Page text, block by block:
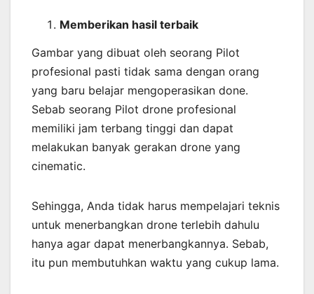
Memberikan hasil terbaik
Gambar yang dibuat oleh seorang Pilot
profesional pasti tidak sama dengan orang
yang baru belajar mengoperasikan done.
Sebab seorang Pilot drone profesional
memiliki jam terbang tinggi dan dapat
melakukan banyak gerakan drone yang
cinematic.
Sehingga, Anda tidak harus mempelajari teknis
untuk menerbangkan drone terlebih dahulu
hanya agar dapat menerbangkannya. Sebab,
itu pun membutuhkan waktu yang cukup lama.